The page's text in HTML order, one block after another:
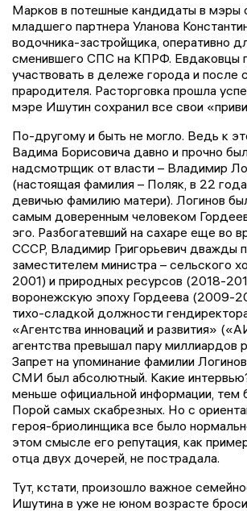
Марков в потешные кандидаты в мэры
младшего партнера Уланова
водочника-застройщика, оперативно
сменившего СПС на КПРФ. Евдаковцы
участвовать в дележе города и после
прародителя. Расторговка прошла
мэре Ишутин сохранил все свои
По-другому и быть не могло. Ведь к
Вадима Борисовича давно и прочно
надсмотрщик от власти – Владимир
(настоящая фамилия – Поляк, в 22
девичью фамилию матери). Логинов
самым доверенным человеком
эго. Разбогатевший на сахаре еще во
СССР, Владимир Григорьевич дважды
заместителем министра – сельского
2001) и природных ресурсов (2018-
воронежскую эпоху Гордеева (2009-
тихо-сладкой должности
«Агентства инноваций и развития»
агентства превышал пару миллиардов
Запрет на упоминание фамилии
СМИ был абсолютный. Какие
меньше официальной информации, тем
Порой самых скабрезных. Но с
героя-бриолинщика все было
этом смысле его репутация, как
отца двух дочерей, не пострадала.
Тут, кстати, произошло важное
Ишутина в уже не юном возрасте